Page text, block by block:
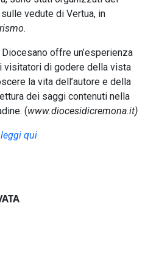
vedute di Vertua, in
.
offre un’esperienza
visitatori di godere della vista
la vita dell’autore e della
dei saggi contenuti nella
(www.diocesidicremona.it)
qui